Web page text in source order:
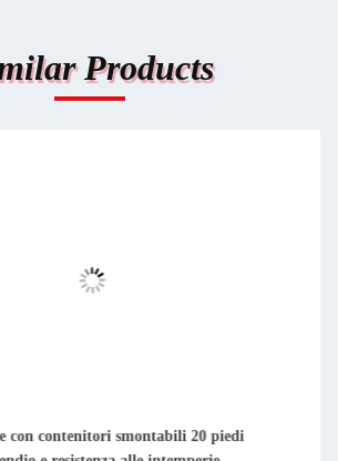
Products
compatte e smontabili, facili da pulire e